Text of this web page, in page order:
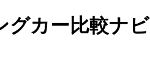
グカー比較ナビ